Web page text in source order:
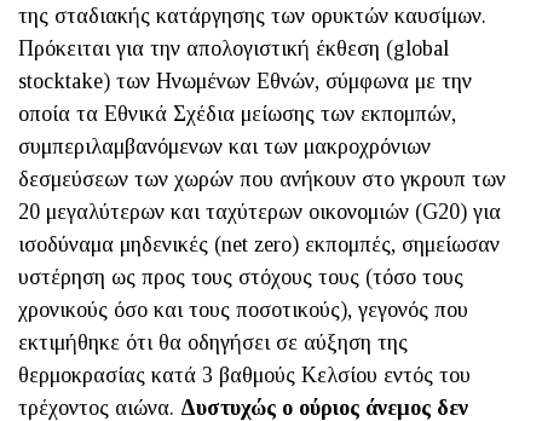
της σταδιακής κατάργησης των ορυκτών καυσίμων.
Πρόκειται για την απολογιστική έκθεση (global
stocktake) των Ηνωμένων Εθνών, σύμφωνα με την
οποία τα Εθνικά Σχέδια μείωσης των εκπομπών,
συμπεριλαμβανόμενων και των μακροχρόνιων
δεσμεύσεων των χωρών που ανήκουν στο γκρουπ των
20 μεγαλύτερων και ταχύτερων οικονομιών (G20) για
ισοδύναμα μηδενικές (net zero) εκπομπές, σημείωσαν
υστέρηση ως προς τους στόχους τους (τόσο τους
χρονικούς όσο και τους ποσοτικούς), γεγονός που
εκτιμήθηκε ότι θα οδηγήσει σε αύξηση της
θερμοκρασίας κατά 3 βαθμούς Κελσίου εντός του
τρέχοντος αιώνα. Δυστυχώς ο ούριος άνεμος δεν